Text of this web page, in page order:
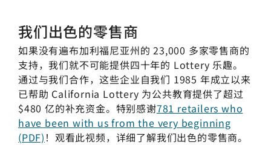
我们出色的零售商
如果没有遍布加利福尼亚州的 23,000 多家零售商的
支持，我们就不可能提供四十年的 Lottery 乐趣。
通过与我们合作，这些企业自我们 1985 年成立以来
已帮助 California Lottery 为公共教育提供了超过
$480 亿的补充资金。特别感谢781 retailers who
have been with us from the very beginning
(PDF) ！观看此视频，详细了解我们出色的零售商。